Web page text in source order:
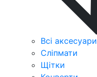
Всі аксесуари
Сліпмати
Щітки